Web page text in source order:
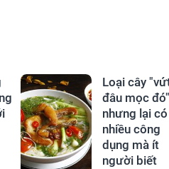
Loại cây
đâu mọc đó"
nhưng lại có
nhiều công
dụng mà ít
người biết